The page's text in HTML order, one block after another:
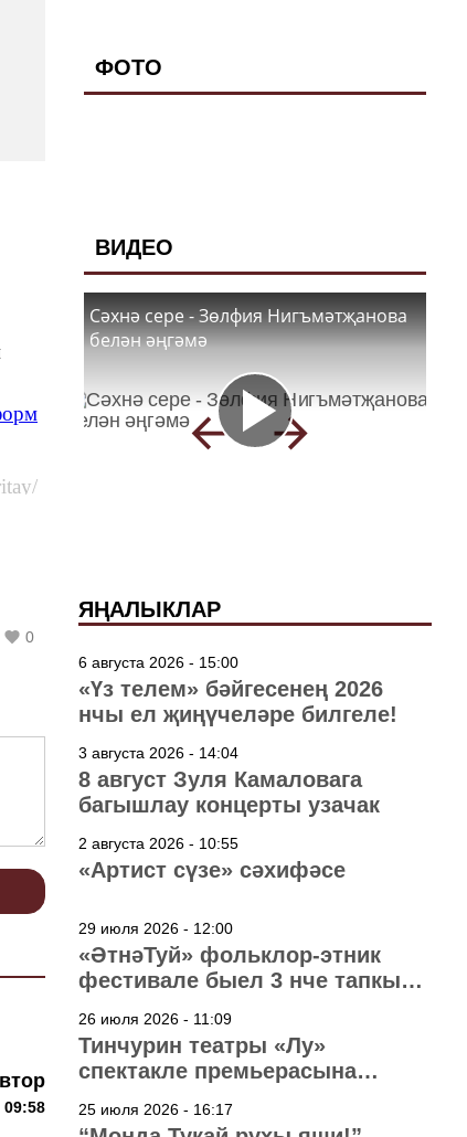
0
09:58
ФОТО
ВИДЕО
Сәхнә сере - Зөлфия Нигъмәтҗанова
белән әңгәмә
ЯҢАЛЫКЛАР
6 августа 2026 - 15:00
«Үз телем» бәйгесенең 2026
нчы ел җиңүчеләре билгеле!
3 августа 2026 - 14:04
8 август Зуля Камаловага
багышлау концерты узачак
2 августа 2026 - 10:55
«Артист сүзе» сәхифәсе
29 июля 2026 - 12:00
«ӘтнәТуй» фольклор-этник
фестивале быел 3 нче тапкыр
26 июля 2026 - 11:09
Тинчурин театры «Лу»
спектакле премьерасына
25 июля 2026 - 16:17